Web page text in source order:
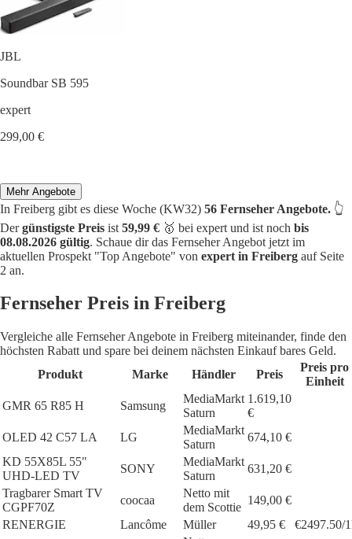
JBL
Soundbar SB 595
expert
299,00 €
Mehr Angebote
In Freiberg gibt es diese Woche (KW32) 56 Fernseher Angebote. 👆
Dergünstigste Preis ist 59,99 € 🥇 bei expert und ist noch bis
08.08.2026 gültig. Schaue dir das Fernseher Angebot jetzt im
aktuellen Prospekt "Top Angebote" von expert in Freiberg auf Seite
2 an.
Fernseher Preis in Freiberg
Vergleiche alle Fernseher Angebote in Freiberg miteinander, finde den
höchsten Rabatt und spare bei deinem nächsten Einkauf bares Geld.
Produkt
Marke Händler Preis
Preis pro
Einheit
GMR 65 R85 H
Samsung
MediaMarkt
Saturn
1.619,10
€
OLED 42 C57 LA
LG
MediaMarkt
Saturn
674,10 €
KD 55X85L 55"
UHD-LED TV
SONY
MediaMarkt
Saturn
631,20 €
Tragbarer Smart TV
CGPF70Z
coocaa
Netto mit
dem Scottie
149,00 €
RENERGIE
Lancôme Müller 49,95 € €2497.50/